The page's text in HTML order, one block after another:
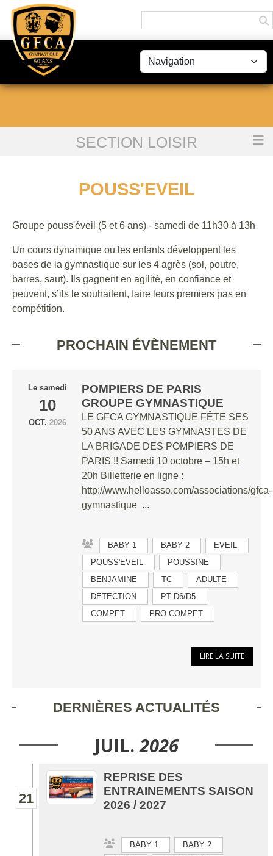
SECTION LOISIR
POUSS'EVEIL
POUSS'EVEIL
Groupe pouss'éveil (5 et 6 ans) - samedi de 11h30 à 13h
Un cours dynamique ou les enfants développent les
bases de la gymnastique sur les 4 agrès (sol, poutre,
barres, saut). Ils gagnent en agilité, en confiance et
peuvent, s’ils le souhaitent, faire leurs premiers pas en
compétition.
PROCHAIN ÉVÈNEMENT
Le samedi
10
OCT. 2026
POMPIERS DE PARIS
GROUPE GYMNASTIQUE
LE GFCA GYMNASTIQUE FÊTE SES
50 ANS AVEC LES GYMNASTES DE
LA BRIGADE DES POMPIERS DE
PARIS !! Samedi 10 octobre – 15h et
20h Billetterie en ligne :
http://www.helloasso.com/associations/gfca-
gymnastique ...
BABY 1 BABY 2
EVEIL
POUSS'EVEIL
POUSSINE
BENJAMINE
TC
ADULTE
DETECTION
PT D6/D5
COMPET
PRO COMPET
LIRE LA SUITE
DERNIÈRES ACTUALITÉS
JUIL. 2026
21
REPRISE DES
ENTRAINEMENTS SAISON
2026 / 2027
BABY 1
BABY 2
Panneau de gestion des cookies